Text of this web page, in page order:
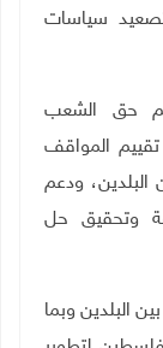
سياسات
حق الشعب
المواقف
البلدين، ودعم
وتحقيق حل
البلدين وبما